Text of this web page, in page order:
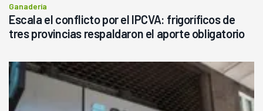
Ganadería
Escala el conflicto por el IPCVA: frigoríficos de
tres provincias respaldaron el aporte obligatorio